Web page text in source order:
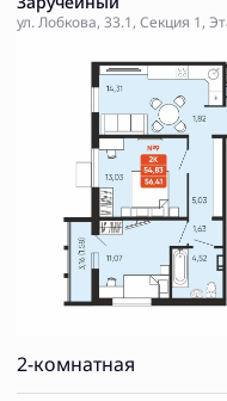
ул. Лобкова, 33.1, Секция 1,
2-комнатная